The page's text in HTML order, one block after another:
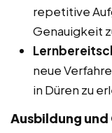
repetitive
Genauigkeit
neue
in Düren zu
Ausbildung